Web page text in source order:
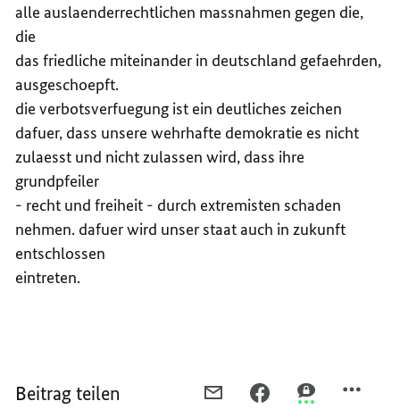
alle auslaenderrechtlichen massnahmen gegen die,
die
das friedliche miteinander in deutschland gefaehrden,
ausgeschoepft.
die verbotsverfuegung ist ein deutliches zeichen
dafuer, dass unsere wehrhafte demokratie es nicht
zulaesst und nicht zulassen wird, dass ihre
grundpfeiler
- recht und freiheit - durch extremisten schaden
nehmen. dafuer wird unser staat auch in zukunft
entschlossen
eintreten.
Beitrag teilen